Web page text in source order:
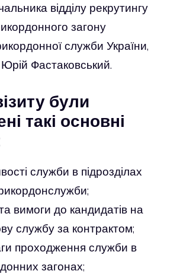
відділу рекрутингу
загону
служби України,
Юрій Фастаковський.
були
такі основні
служби в підрозділах
вимоги до кандидатів на
службу за контрактом;
проходження служби в
загонах;